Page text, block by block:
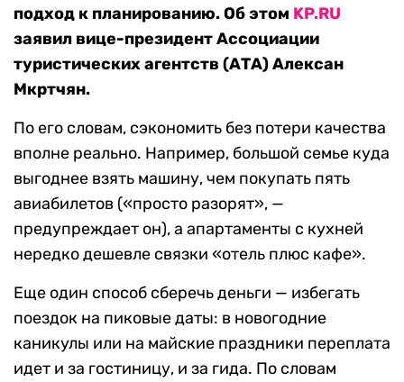
подход к планированию. Об этом KP.RU
заявил вице-президент Ассоциации
туристических агентств (АТА) Алексан
Мкртчян.
По его словам, сэкономить без потери качества
вполне реально. Например, большой семье куда
выгоднее взять машину, чем покупать пять
авиабилетов («просто разорят», —
предупреждает он), а апартаменты с кухней
нередко дешевле связки «отель плюс кафе».
Еще один способ сберечь деньги — избегать
поездок на пиковые даты: в новогодние
каникулы или на майские праздники переплата
идет и за гостиницу, и за гида. По словам